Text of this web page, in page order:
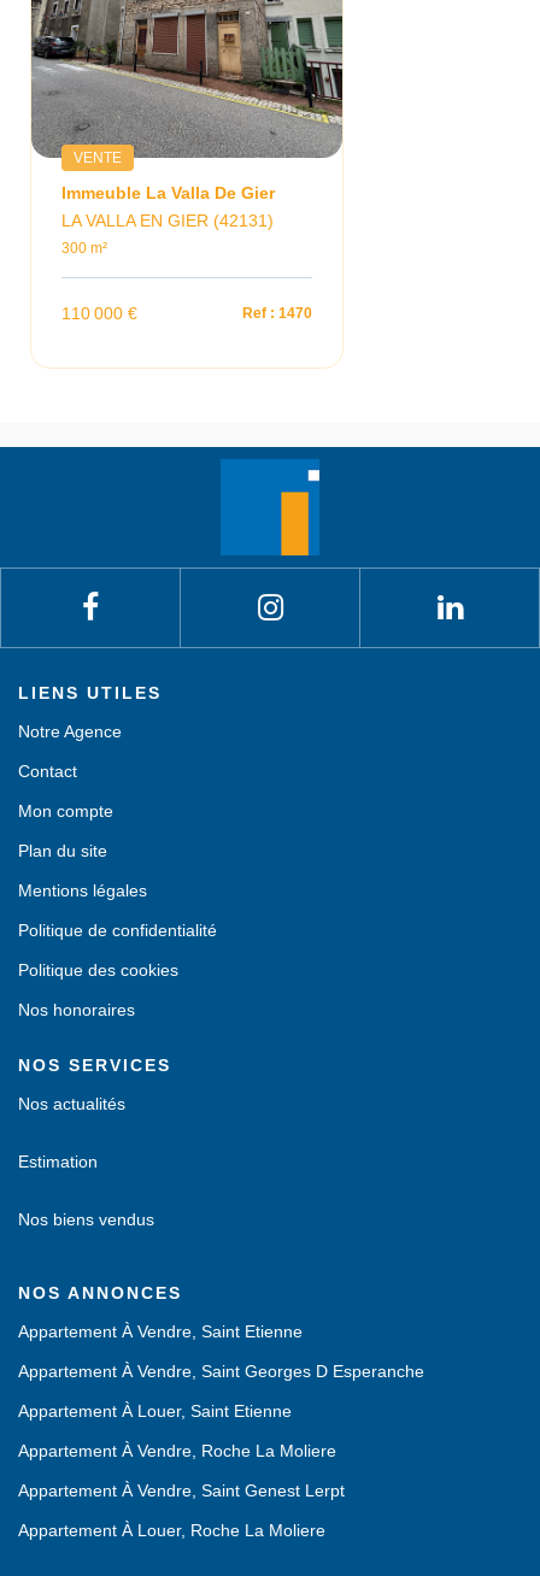
VENTE
Immeuble La Valla De Gier
LA VALLA EN GIER (42131)
300 m²
110 000 € Ref : 1470
LIENS UTILES
Notre Agence
Contact
Mon compte
Plan du site
Mentions légales
Politique de confidentialité
Politique des cookies
Nos honoraires
NOS SERVICES
Nos actualités
Estimation
Nos biens vendus
NOS ANNONCES
Appartement À Vendre, Saint Etienne
Appartement À Vendre, Saint Georges D Esperanche
Appartement À Louer, Saint Etienne
Appartement À Vendre, Roche La Moliere
Appartement À Vendre, Saint Genest Lerpt
Appartement À Louer, Roche La Moliere